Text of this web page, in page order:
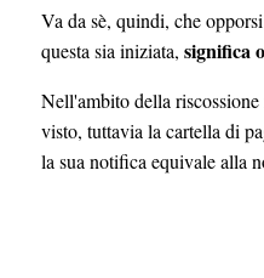
Va da sè, quindi, che
questa sia iniziata, significa
Nell'ambito della
visto, tuttavia la cartella di
la sua notifica equivale alla